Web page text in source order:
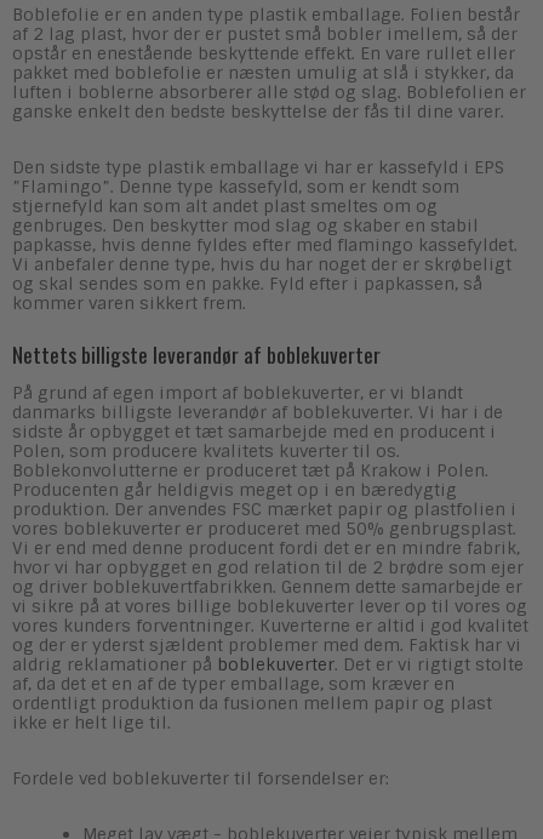
Boblefolie er en anden type plastik emballage. Folien består
af 2 lag plast, hvor der er pustet små bobler imellem, så der
opstår en enestående beskyttende effekt. En vare rullet eller
pakket med boblefolie er næsten umulig at slå i stykker, da
luften i boblerne absorberer alle stød og slag. Boblefolien er
ganske enkelt den bedste beskyttelse der fås til dine varer.
Den sidste type plastik emballage vi har er kassefyld i EPS
”Flamingo”. Denne type kassefyld, som er kendt som
stjernefyld kan som alt andet plast smeltes om og
genbruges. Den beskytter mod slag og skaber en stabil
papkasse, hvis denne fyldes efter med flamingo kassefyldet.
Vi anbefaler denne type, hvis du har noget der er skrøbeligt
og skal sendes som en pakke. Fyld efter i papkassen, så
kommer varen sikkert frem.
Nettets billigste leverandør af boblekuverter
På grund af egen import af boblekuverter, er vi blandt
danmarks billigste leverandør af boblekuverter. Vi har i de
sidste år opbygget et tæt samarbejde med en producent i
Polen, som producere kvalitets kuverter til os.
Boblekonvolutterne er produceret tæt på Krakow i Polen.
Producenten går heldigvis meget op i en bæredygtig
produktion. Der anvendes FSC mærket papir og plastfolien i
vores boblekuverter er produceret med 50% genbrugsplast.
Vi er end med denne producent fordi det er en mindre fabrik,
hvor vi har opbygget en god relation til de 2 brødre som ejer
og driver boblekuvertfabrikken. Gennem dette samarbejde er
vi sikre på at vores billige boblekuverter lever op til vores og
vores kunders forventninger. Kuverterne er altid i god kvalitet
og der er yderst sjældent problemer med dem. Faktisk har vi
aldrig reklamationer på boblekuverter. Det er vi rigtigt stolte
af, da det et en af de typer emballage, som kræver en
ordentligt produktion da fusionen mellem papir og plast
ikke er helt lige til.
Fordele ved boblekuverter til forsendelser er:
Meget lav vægt - boblekuverter vejer typisk mellem